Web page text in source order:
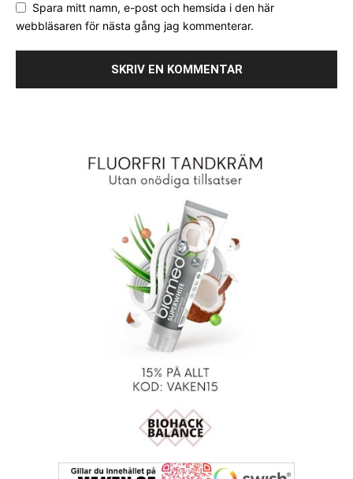
Spara mitt namn, e-post och hemsida i den här
webbläsaren för nästa gång jag kommenterar.